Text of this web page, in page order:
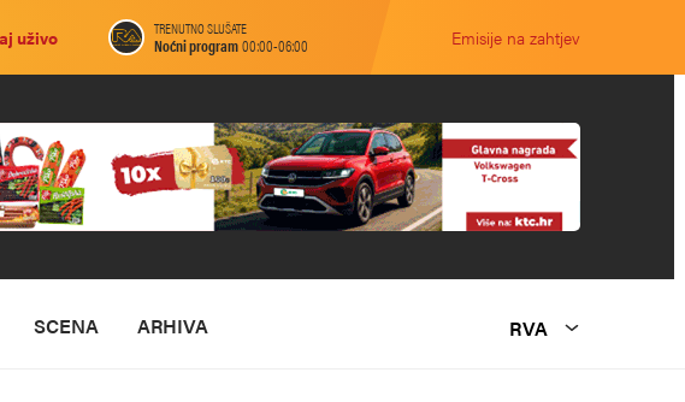
uživo TRENUTNO SLUŠATE
Noćni program00:00-06:00 Emisije na zahtjev
SCENA ARHIVA RVA